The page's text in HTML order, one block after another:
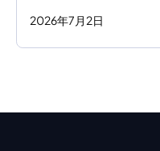
2026年7 月 2日